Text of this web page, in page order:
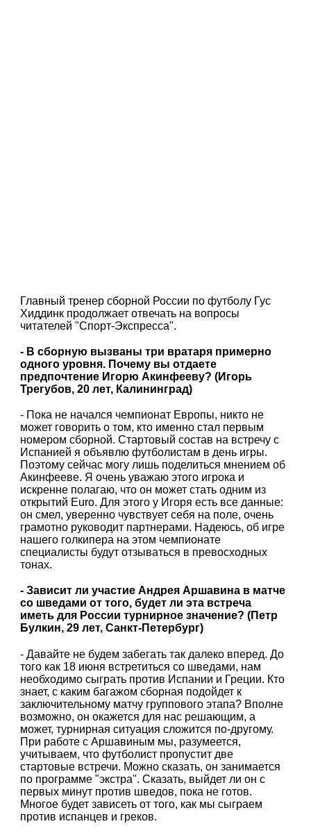
Главный тренер сборной России по футболу Гус
Хиддинк продолжает отвечать на вопросы
читателей "Спорт-Экспресса".
- В сборную вызваны три вратаря примерно
одного уровня. Почему вы отдаете
предпочтение Игорю Акинфееву? (Игорь
Трегубов, 20 лет, Калининград)
- Пока не начался чемпионат Европы, никто не
может говорить о том, кто именно стал первым
номером сборной. Стартовый состав на встречу с
Испанией я объявлю футболистам в день игры.
Поэтому сейчас могу лишь поделиться мнением об
Акинфееве. Я очень уважаю этого игрока и
искренне полагаю, что он может стать одним из
открытий Euro. Для этого у Игоря есть все данные:
он смел, уверенно чувствует себя на поле, очень
грамотно руководит партнерами. Надеюсь, об игре
нашего голкипера на этом чемпионате
специалисты будут отзываться в превосходных
тонах.
- Зависит ли участие Андрея Аршавина в матче
со шведами от того, будет ли эта встреча
иметь для России турнирное значение? (Петр
Булкин, 29 лет, Санкт-Петербург)
- Давайте не будем забегать так далеко вперед. До
того как 18 июня встретиться со шведами, нам
необходимо сыграть против Испании и Греции. Кто
знает, с каким багажом сборная подойдет к
заключительному матчу группового этапа? Вполне
возможно, он окажется для нас решающим, а
может, турнирная ситуация сложится по-другому.
При работе с Аршавиным мы, разумеется,
учитываем, что футболист пропустит две
стартовые встречи. Можно сказать, он занимается
по программе "экстра". Сказать, выйдет ли он с
первых минут против шведов, пока не готов.
Многое будет зависеть от того, как мы сыграем
против испанцев и греков.